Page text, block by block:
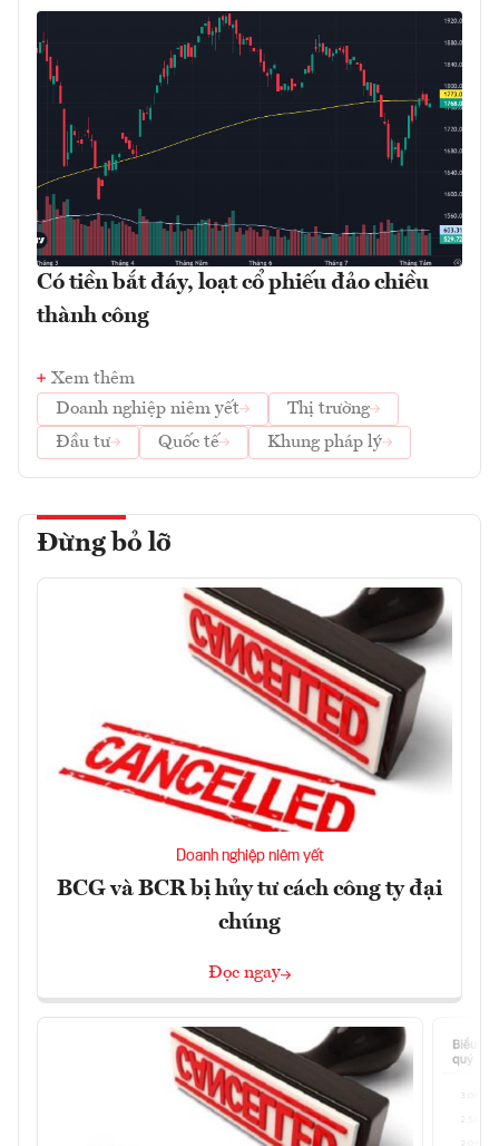
Có tiền bắt đáy, loạt cổ phiếu đảo chiều
thành công
Xem thêm
Doanh nghiệp niêm yết
Thị trường
Đầu tư
Quốc tế Khung pháp lý
Đừng bỏ lỡ
Doanh nghiệp niêm yết
BCG và BCR bị hủy tư cách công ty đại
chúng
Đọc ngay